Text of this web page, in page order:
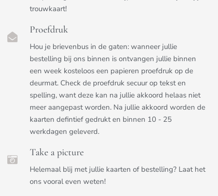
trouwkaart!
Proefdruk
Hou je brievenbus in de gaten: wanneer jullie
bestelling bij ons binnen is ontvangen jullie binnen
een week kosteloos een papieren proefdruk op de
deurmat. Check de proefdruk secuur op tekst en
spelling, want deze kan na jullie akkoord helaas niet
meer aangepast worden. Na jullie akkoord worden de
kaarten defintief gedrukt en binnen 10 - 25
werkdagen geleverd.
Take a picture
Helemaal blij met jullie kaarten of bestelling? Laat het
ons vooral even weten!